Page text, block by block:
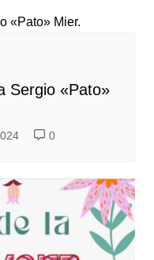
Sergio «Pato»
0